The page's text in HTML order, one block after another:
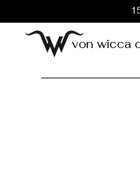
von wicca